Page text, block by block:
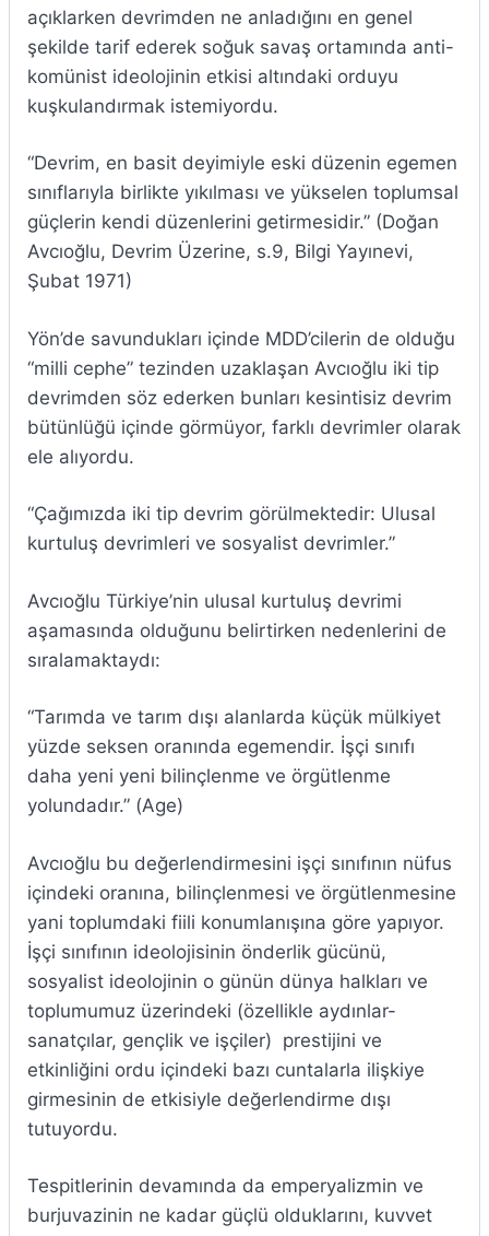
açıklarken devrimden ne anladığını en genel
şekilde tarif ederek soğuk savaş ortamında anti-
komünist ideolojinin etkisi altındaki orduyu
kuşkulandırmak istemiyordu.
“Devrim, en basit deyimiyle eski düzenin egemen
sınıflarıyla birlikte yıkılması ve yükselen toplumsal
güçlerin kendi düzenlerini getirmesidir.” (Doğan
Avcıoğlu, Devrim Üzerine, s.9, Bilgi Yayınevi,
Şubat 1971)
Yön’de savundukları içinde MDD’cilerin de olduğu
“milli cephe” tezinden uzaklaşan Avcıoğlu iki tip
devrimden söz ederken bunları kesintisiz devrim
bütünlüğü içinde görmüyor, farklı devrimler olarak
ele alıyordu.
“Çağımızda iki tip devrim görülmektedir: Ulusal
kurtuluş devrimleri ve sosyalist devrimler.”
Avcıoğlu Türkiye’nin ulusal kurtuluş devrimi
aşamasında olduğunu belirtirken nedenlerini de
sıralamaktaydı:
“Tarımda ve tarım dışı alanlarda küçük mülkiyet
yüzde seksen oranında egemendir. İşçi sınıfı
daha yeni yeni bilinçlenme ve örgütlenme
yolundadır.” (Age)
Avcıoğlu bu değerlendirmesini işçi sınıfının nüfus
içindeki oranına, bilinçlenmesi ve örgütlenmesine
yani toplumdaki fiili konumlanışına göre yapıyor.
İşçi sınıfının ideolojisinin önderlik gücünü,
sosyalist ideolojinin o günün dünya halkları ve
toplumumuz üzerindeki (özellikle aydınlar-
sanatçılar, gençlik ve işçiler) prestijini ve
etkinliğini ordu içindeki bazı cuntalarla ilişkiye
girmesinin de etkisiyle değerlendirme dışı
tutuyordu.
Tespitlerinin devamında da emperyalizmin ve
burjuvazinin ne kadar güçlü olduklarını, kuvvet